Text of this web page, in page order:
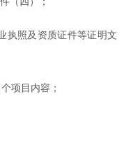
执照及资质证件等证明文
个项目内容；